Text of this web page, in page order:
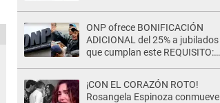
ONP ofrece BONIFICACIÓN
ADICIONAL del 25% a jubilados
que cumplan este REQUISITO:
¡CON EL CORAZÓN ROTO!
Rosangela Espinoza conmueve